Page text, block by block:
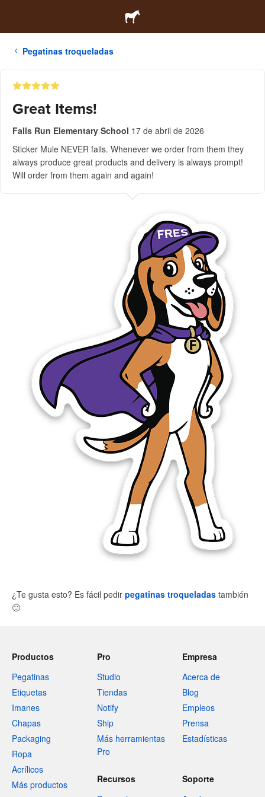
Pegatinas troqueladas
Great Items!
Falls Run Elementary School 17 de abril de 2026
Sticker Mule NEVER fails. Whenever we order from them they
always produce great products and delivery is always prompt!
Will order from them again and again!
¿Te gusta esto? Es fácil pedir pegatinas troqueladas también
🙂
Productos
Pegatinas
Etiquetas
Imanes
Chapas
Packaging
Ropa
Acrílicos
Más productos
Pro
Studio
Tiendas
Notify
Ship
Más herramientas
Pro
Empresa
Acerca de
Blog
Empleos
Prensa
Estadísticas
Recursos
Soporte